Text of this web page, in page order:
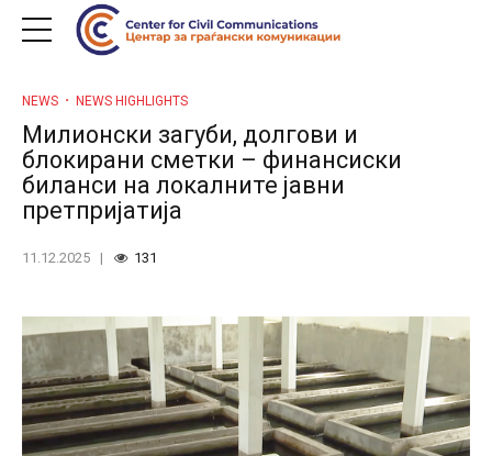
NEWS NEWS HIGHLIGHTS
Милионски загуби, долгови и
блокирани сметки – финансиски
биланси на локалните јавни
претпријатија
11.12.2025 131